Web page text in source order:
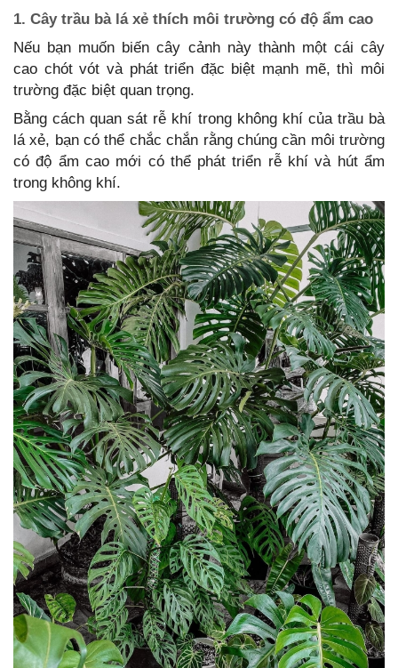
1. Cây trầu bà lá xẻ thích môi trường có độ ẩm cao
Nếu bạn muốn biến cây cảnh này thành một cái cây
cao chót vót và phát triển đặc biệt mạnh mẽ, thì môi
trường đặc biệt quan trọng.
Bằng cách quan sát rễ khí trong không khí của trầu bà
lá xẻ, bạn có thể chắc chắn rằng chúng cần môi trường
có độ ẩm cao mới có thể phát triển rễ khí và hút ẩm
trong không khí.